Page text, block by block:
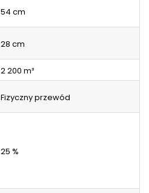
54 cm
28 cm
2 200 m²
Fizyczny przewód
25 %